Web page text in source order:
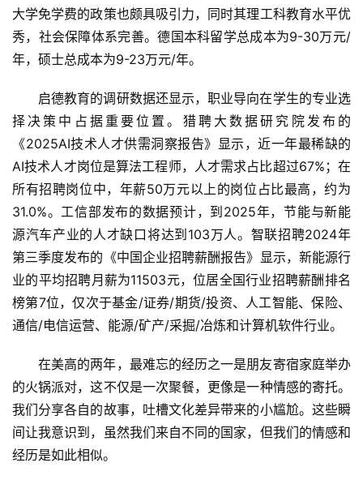
大学免学费的政策也颇具吸引力，同时其理工科教育水平优
秀，社会保障体系完善。德国本科留学总成本为9-30万元/
年，硕士总成本为9-23万元/年。
启德教育的调研数据还显示，职业导向在学生的专业选
择决策中占据重要位置。猎聘大数据研究院发布的
《2025AI技术人才供需洞察报告》显示，近一年最稀缺的
AI技术人才岗位是算法工程师，人才需求占比超过67%；在
所有招聘岗位中，年薪50万元以上的岗位占比最高，约为
31.0%。工信部发布的数据预计，到2025年，节能与新能
源汽车产业的人才缺口将达到103万人。智联招聘2024年
第三季度发布的《中国企业招聘薪酬报告》显示，新能源行
业的平均招聘月薪为11503元，位居全国行业招聘薪酬排名
榜第7位，仅次于基金/证券/期货/投资、人工智能、保险、
通信/电信运营、能源/矿产/采掘/冶炼和计算机软件行业。
在美高的两年，最难忘的经历之一是朋友寄宿家庭举办
的火锅派对，这不仅是一次聚餐，更像是一种情感的寄托。
我们分享各自的故事，吐槽文化差异带来的小尴尬。这些瞬
间让我意识到，虽然我们来自不同的国家，但我们的情感和
经历是如此相似。